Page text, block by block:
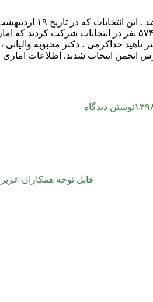
: دکتر ناهید خداکرمی ، دکتر محبوبه
نوشتن دیدگاه
⁣قابل توجه همکاران